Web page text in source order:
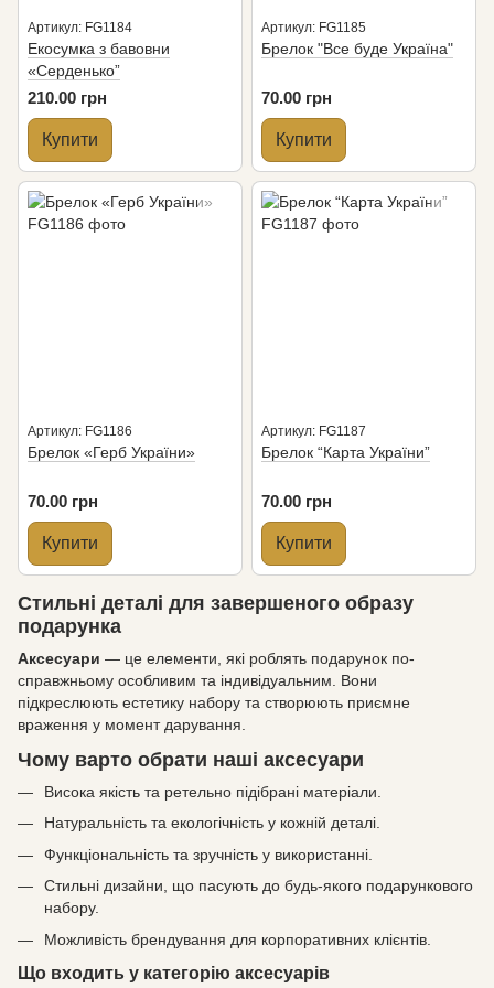
Артикул: FG1184
Екосумка з бавовни
«Серденько”
210.00 грн
Купити
Артикул: FG1185
Брелок "Все буде Україна"
70.00 грн
Купити
Артикул: FG1186
Брелок «Герб України»
70.00 грн
Купити
Артикул: FG1187
Брелок “Карта України”
70.00 грн
Купити
Стильні деталі для завершеного образу
подарунка
Аксесуари — це елементи, які роблять подарунок по-
справжньому особливим та індивідуальним. Вони
підкреслюють естетику набору та створюють приємне
враження у момент дарування.
Чому варто обрати наші аксесуари
Висока якість та ретельно підібрані матеріали.
Натуральність та екологічність у кожній деталі.
Функціональність та зручність у використанні.
Стильні дизайни, що пасують до будь-якого подарункового
набору.
Можливість брендування для корпоративних клієнтів.
Що входить у категорію аксесуарів